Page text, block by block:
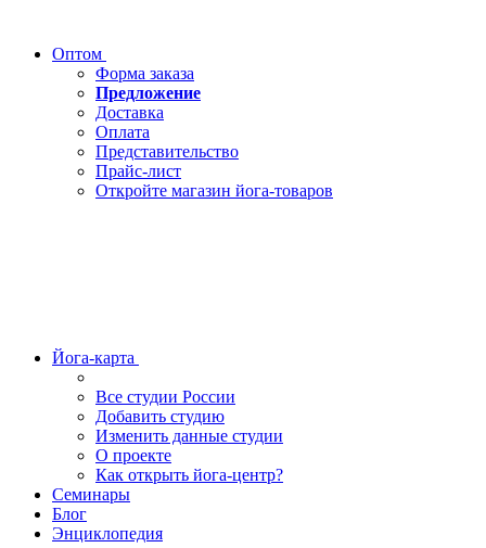
Оптом
Форма заказа
Предложение
Доставка
Оплата
Представительство
Прайс-лист
Откройте магазин йога-товаров
Йога-карта
Все студии России
Добавить студию
Изменить данные студии
О проекте
Как открыть йога-центр?
Семинары
Блог
Энциклопедия